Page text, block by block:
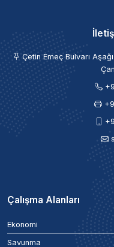
Çetin Emeç Bulvarı
Çalışma Alanları
Ekonomi
Savunma